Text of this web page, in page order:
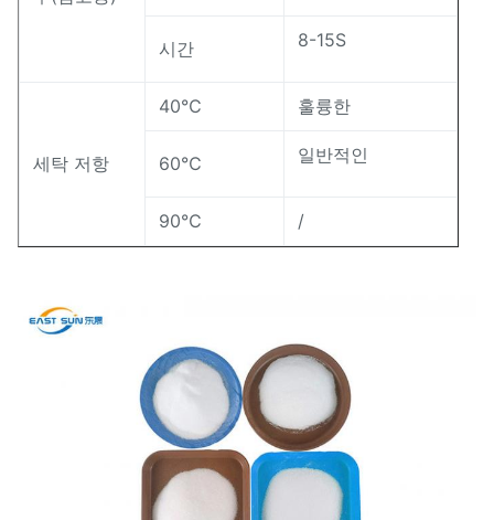
시간 8-15S
세탁 저항
40℃ 훌륭한
60℃ 일반적인
90℃ /